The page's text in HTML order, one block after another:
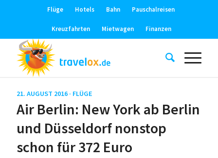
Flüge Hotels Bahn Pauschalreisen
Kreuzfahrten Mietwagen Finanzen
21. AUGUST 2016 · FLÜGE
Air Berlin: New York ab Berlin
und Düsseldorf nonstop
schon für 372 Euro